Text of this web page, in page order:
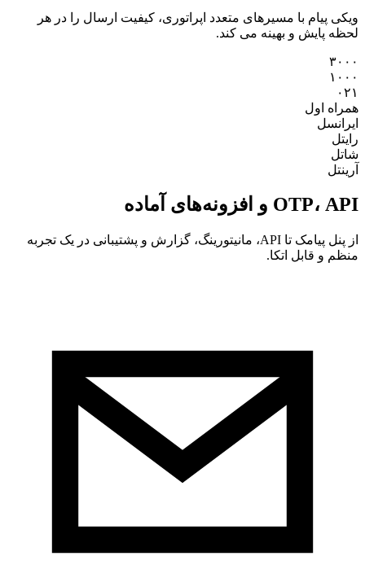
ویکی پیام با مسیرهای متعدد اپراتوری، کیفیت ارسال را در هر
لحظه پایش و بهینه می کند.
۳۰۰۰
۱۰۰۰
۰۲۱
همراه اول
ایرانسل
رایتل
شاتل
آرینتل
OTP، API و افزونه‌های آماده
از پنل پیامک تا API، مانیتورینگ، گزارش و پشتیبانی در یک تجربه
منظم و قابل اتکا.